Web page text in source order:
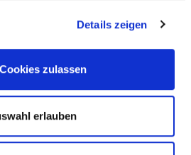
Details zeigen
zulassen
erlauben